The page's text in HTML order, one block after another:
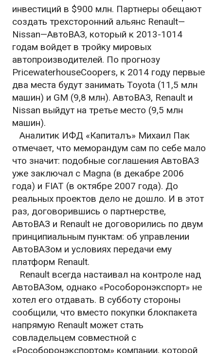
инвестиций в $900 млн. Партнеры обещают
создать трехсторонний альянс Renault—
Nissan—АвтоВАЗ, который к 2013-1014
годам войдет в тройку мировых
автопроизводителей. По прогнозу
PricewaterhouseCoopers, к 2014 году первые
два места будут занимать Toyota (11,5 млн
машин) и GM (9,8 млн). АвтоВАЗ, Renault и
Nissan выйдут на третье место (9,5 млн
машин).
Аналитик ИФД «Капиталъ» Михаил Пак
отмечает, что меморандум сам по себе мало
что значит: подобные соглашения АвтоВАЗ
уже заключал с Magna (в декабре 2006
года) и FIAT (в октябре 2007 года). До
реальных проектов дело не дошло. И в этот
раз, договорившись о партнерстве,
АвтоВАЗ и Renault не договорились по двум
принципиальным пунктам: об управлении
АвтоВАЗом и условиях передачи ему
платформ Renault.
Renault всегда настаивал на контроле над
АвтоВАЗом, однако «Рособоронэкспорт» не
хотел его отдавать. В субботу стороны
сообщили, что вместо покупки блокпакета
напрямую Renault может стать
совладельцем совместной с
«Рособоронэкспортом» компании, которой